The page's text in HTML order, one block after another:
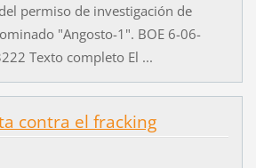
permiso de investigación de
"Angosto-1". BOE 6-06-
Texto completo El ...
contra el fracking